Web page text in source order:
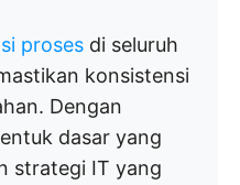
proses di seluruh
konsistensi
Dengan
dasar yang
strategi IT yang